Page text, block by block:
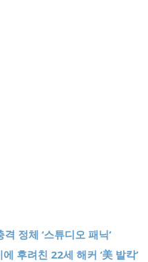
정체 ‘스튜디오 패닉’
후려친 22세 해커 ‘美 발칵’